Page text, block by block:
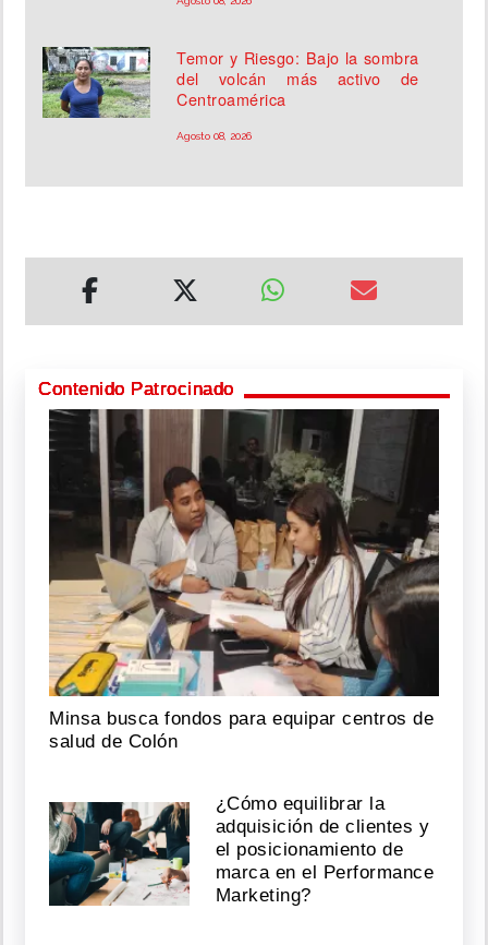
Temor y Riesgo: Bajo la sombra
del volcán más activo de
Centroamérica
Agosto 08, 2026
Contenido Patrocinado
Minsa busca fondos para equipar centros de
salud de Colón
¿Cómo equilibrar la
adquisición de clientes y
el posicionamiento de
marca en el Performance
Marketing?